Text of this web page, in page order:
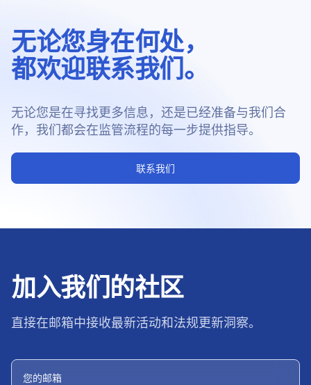
无论您身在何处，
都欢迎联系我们。
无论您是在寻找更多信息，还是已经准备与我们合
作，我们都会在监管流程的每一步提供指导。
联系我们
加入我们的社区
直接在邮箱中接收最新活动和法规更新洞察。